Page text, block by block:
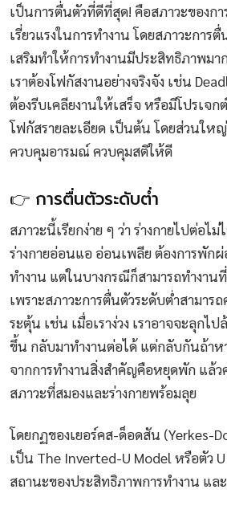
เป็นการตื่นตัวที่ดีที่สุด! คือสภาวะของก
เรี่ยวแรงในการทำงาน โดยสภาวะการ
เสริมทำให้การทำงานมีประสิทธิภาพม
เราต้องโฟกัสงานอย่างจริงจัง เช่น
ต้องรีบเคลียงานให้เสร็จ หรือมีโปรเจ
โฟกัสรายละเอียด เป็นต้น โดยส่วนให
ควบคุมอารมณ์ ควบคุมสติให้ดี
👉 การตื่นตัวระดับต่ำ
สภาวะนี้เรียกง่าย ๆ ว่า ร่างกายไปต่อไ
ร่างกายอ่อนแอ อ่อนเพลีย ต้องการพัก
ทำงาน แต่ในบางกรณีก็สามารถทำงาน
เพราะสภาวะการตื่นตัวระดับต่ำสามาร
ระตุ้น เช่น เมื่อเราง่วง เราอาจจะลุกไ
ขึ้น กลับมาทำงานต่อได้ แต่กลับกันถ้า
จากการทำงานสิ่งสำคัญคือหยุดพัก แล้
สภาวะที่สมองและร่างกายพร้อมลุย
โดยกฏของเยอร์คส-ด็อดสัน (Yerkes-
เป็น The Inverted-U Model หรือตัว
สถานะของประสิทธิภาพการทำงาน แล